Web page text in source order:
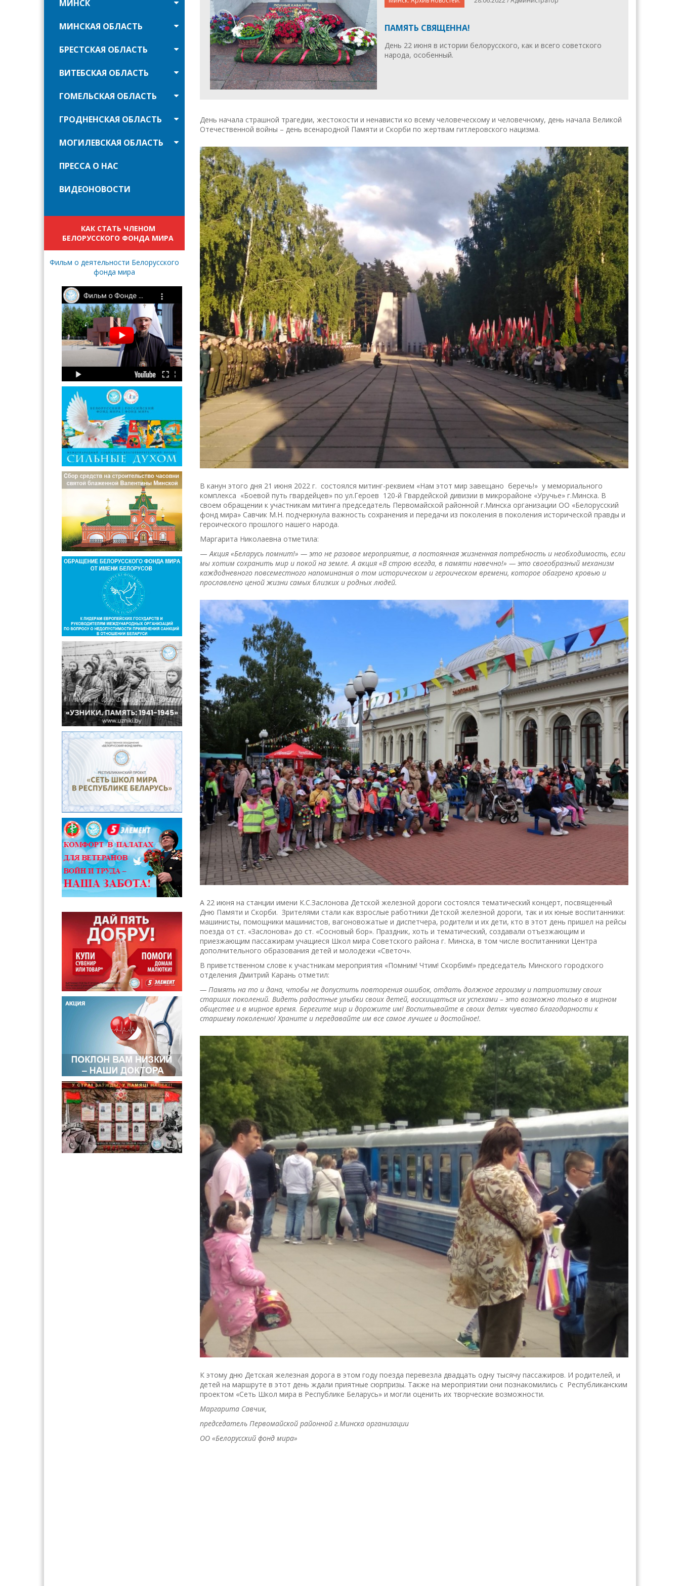
МИНСК
МИНСКАЯ ОБЛАСТЬ
БРЕСТСКАЯ ОБЛАСТЬ
ВИТЕБСКАЯ ОБЛАСТЬ
ГОМЕЛЬСКАЯ ОБЛАСТЬ
ГРОДНЕНСКАЯ ОБЛАСТЬ
МОГИЛЕВСКАЯ ОБЛАСТЬ
ПРЕССА О НАС
ВИДЕОНОВОСТИ
КАК СТАТЬ ЧЛЕНОМ
БЕЛОРУССКОГО ФОНДА МИРА
Фильм о деятельности Белорусского
фонда мира
ПАМЯТЬ СВЯЩЕННА!
День 22 июня в истории белорусского, как и всего советского
народа, особенный.
День начала страшной трагедии, жестокости и ненависти ко всему человеческому и человечному, день начала Великой
Отечественной войны – день всенародной Памяти и Скорби по жертвам гитлеровского нацизма.
В канун этого дня 21 июня 2022 г. состоялся митинг-реквием «Нам этот мир завещано беречь!» у мемориального
комплекса «Боевой путь гвардейцев» по ул.Героев 120-й Гвардейской дивизии в микрорайоне «Уручье» г.Минска. В
своем обращении к участникам митинга председатель Первомайской районной г.Минска организации ОО «Белорусский
фонд мира» Савчик М.Н. подчеркнула важность сохранения и передачи из поколения в поколения исторической правды и
героического прошлого нашего народа.
Маргарита Николаевна отметила:
— Акция «Беларусь помнит!» — это не разовое мероприятие, а постоянная жизненная потребность и необходимость, если
мы хотим сохранить мир и покой на земле. А акция «В строю всегда, в памяти навечно!» — это своеобразный механизм
каждодневного повсеместного напоминания о том историческом и героическом времени, которое обагрено кровью и
прославлено ценой жизни самых близких и родных людей.
А 22 июня на станции имени К.С.Заслонова Детской железной дороги состоялся тематический концерт, посвященный
Дню Памяти и Скорби. Зрителями стали как взрослые работники Детской железной дороги, так и их юные воспитанники:
машинисты, помощники машинистов, вагоновожатые и диспетчера, родители и их дети, кто в этот день пришел на рейсы
поезда от ст. «Заслонова» до ст. «Сосновый бор». Праздник, хоть и тематический, создавали отъезжающим и
приезжающим пассажирам учащиеся Школ мира Советского района г. Минска, в том числе воспитанники Центра
дополнительного образования детей и молодежи «Светоч».
В приветственном слове к участникам мероприятия «Помним! Чтим! Скорбим!» председатель Минского городского
отделения Дмитрий Карань отметил:
— Память на то и дана, чтобы не допустить повторения ошибок, отдать должное героизму и патриотизму своих
старших поколений. Видеть радостные улыбки своих детей, восхищаться их успехами – это возможно только в мирном
обществе и в мирное время. Берегите мир и дорожите им! Воспитывайте в своих детях чувство благодарности к
старшему поколению! Храните и передавайте им все самое лучшее и достойное!.
К этому дню Детская железная дорога в этом году поезда перевезла двадцать одну тысячу пассажиров. И родителей, и
детей на маршруте в этот день ждали приятные сюрпризы. Также на мероприятии они познакомились с Республиканским
проектом «Сеть Школ мира в Республике Беларусь» и могли оценить их творческие возможности.
Маргарита Савчик,
председатель Первомайской районной г.Минска организации
ОО «Белорусский фонд мира»